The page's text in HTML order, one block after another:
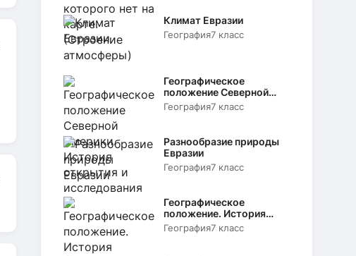
Климат Евразии
География7 класс
Географическое
положение Северной
Америки. История
открытия и
География7 класс
Разнообразие природы
Евразии
География7 класс
Географическое
положение. История
исследования Евразии
География7 класс